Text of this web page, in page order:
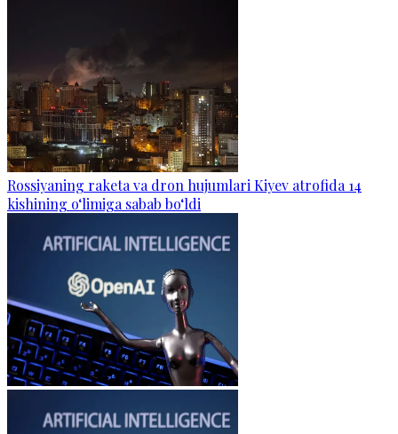
Rossiyaning raketa va dron hujumlari Kiyev atrofida 14
kishining o‘limiga sabab bo‘ldi